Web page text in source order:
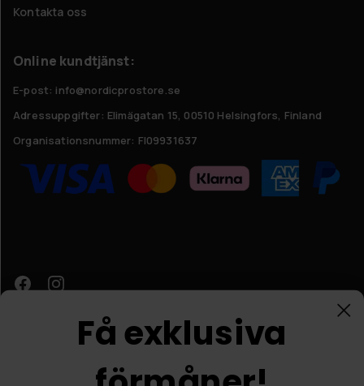
Kontakta oss
Online kundtjänst:
E-post: info@nordicprostore.se
Adressuppgifter: Elimägatan 15, 00510 Helsingfors, Finland
Organisationsnummer: FI09931637
Få exklusiva